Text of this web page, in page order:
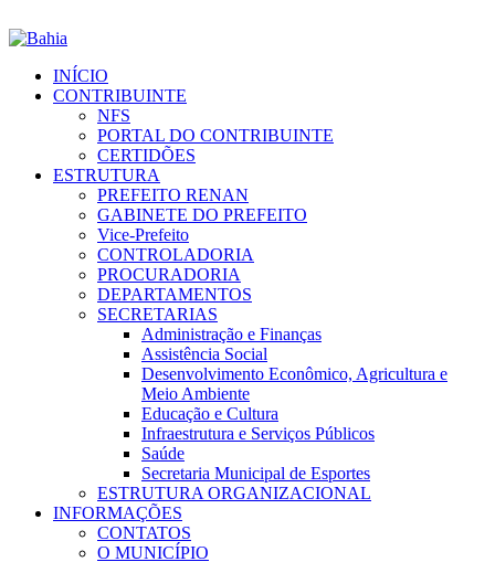
INÍCIO
CONTRIBUINTE
NFS
PORTAL DO CONTRIBUINTE
CERTIDÕES
ESTRUTURA
PREFEITO RENAN
GABINETE DO PREFEITO
Vice-Prefeito
CONTROLADORIA
PROCURADORIA
DEPARTAMENTOS
SECRETARIAS
Administração e Finanças
Assistência Social
Desenvolvimento Econômico, Agricultura e
Meio Ambiente
Educação e Cultura
Infraestrutura e Serviços Públicos
Saúde
Secretaria Municipal de Esportes
ESTRUTURA ORGANIZACIONAL
INFORMAÇÕES
CONTATOS
O MUNICÍPIO